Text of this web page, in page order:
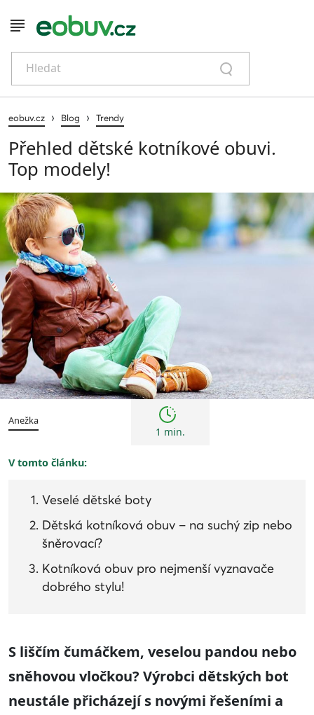
Hledat
eobuv.cz › Blog › Trendy
Přehled dětské kotníkové obuvi.
Top modely!
Trendy
Anežka
1 min.
V tomto článku:
Veselé dětské boty
Dětská kotníková obuv – na suchý zip nebo
šněrovací?
Kotníková obuv pro nejmenší vyznavače
dobrého stylu!
S liščím čumáčkem, veselou pandou nebo
sněhovou vločkou? Výrobci dětských bot
neustále přicházejí s novými řešeními a